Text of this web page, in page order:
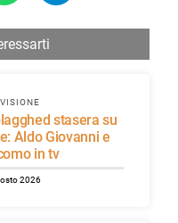
Aldo Giovanni e
in tv
2026